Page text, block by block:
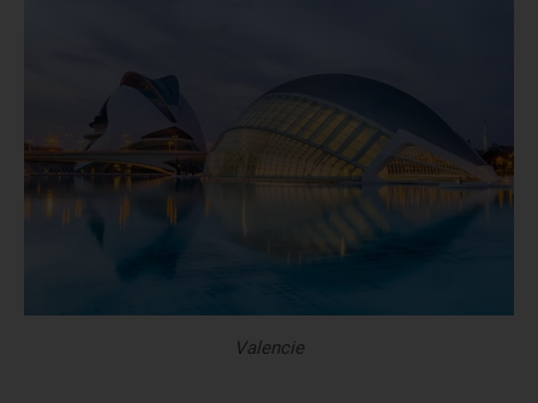
Valencie